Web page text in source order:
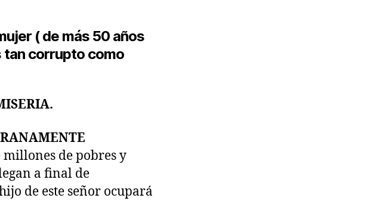
( de más 50 años
tan corrupto como
de pobres y
a final de
de este señor ocupará